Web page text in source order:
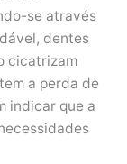
se através
dentes
cicatrizam
a perda de
indicar que a